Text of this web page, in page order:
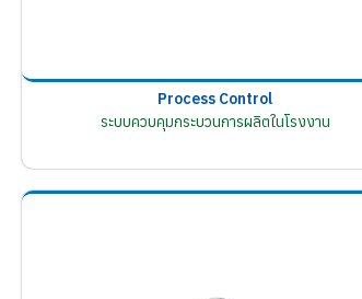
Process Control
ระบบควบคุมกระบวนการผลิตในโรงงาน